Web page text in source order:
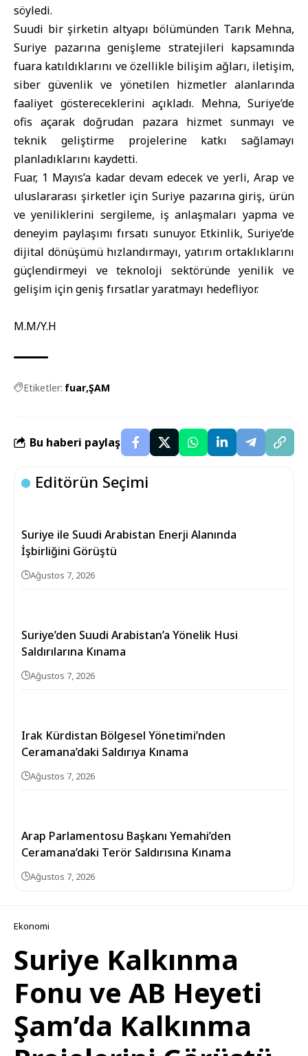
söyledi.
Suudi bir şirketin altyapı bölümünden Tarık Mehna,
Suriye pazarına genişleme stratejileri kapsamında
fuara katıldıklarını ve özellikle bilişim ağları, iletişim,
siber güvenlik ve yönetilen hizmetler alanlarında
faaliyet göstereceklerini açıkladı. Mehna, Suriye’de
ofis açarak doğrudan pazara hizmet sunmayı ve
teknik geliştirme projelerine katkı sağlamayı
planladıklarını kaydetti.
Fuar, 1 Mayıs’a kadar devam edecek ve yerli, Arap ve
uluslararası şirketler için Suriye pazarına giriş, ürün
ve yeniliklerini sergileme, iş anlaşmaları yapma ve
deneyim paylaşımı fırsatı sunuyor. Etkinlik, Suriye’de
dijital dönüşümü hızlandırmayı, yatırım ortaklıklarını
güçlendirmeyi ve teknoloji sektöründe yenilik ve
gelişim için geniş fırsatlar yaratmayı hedefliyor.
M.M/Y.H
Etiketler: fuar ŞAM
Bu haberi paylaş
Editörün Seçimi
Suriye ile Suudi Arabistan Enerji Alanında
İşbirliğini Görüştü
Ağustos 7, 2026
Suriye’den Suudi Arabistan’a Yönelik Husi
Saldırılarına Kınama
Ağustos 7, 2026
Irak Kürdistan Bölgesel Yönetimi’nden
Ceramana’daki Saldırıya Kınama
Ağustos 7, 2026
Arap Parlamentosu Başkanı Yemahi’den
Ceramana’daki Terör Saldırısına Kınama
Ağustos 7, 2026
Ekonomi
Suriye Kalkınma
Fonu ve AB Heyeti
Şam’da Kalkınma